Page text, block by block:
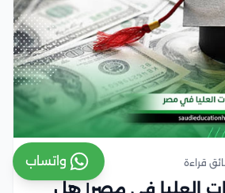
العليا في مصر| هل
واتساب